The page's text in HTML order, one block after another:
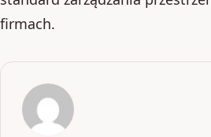
firmach.